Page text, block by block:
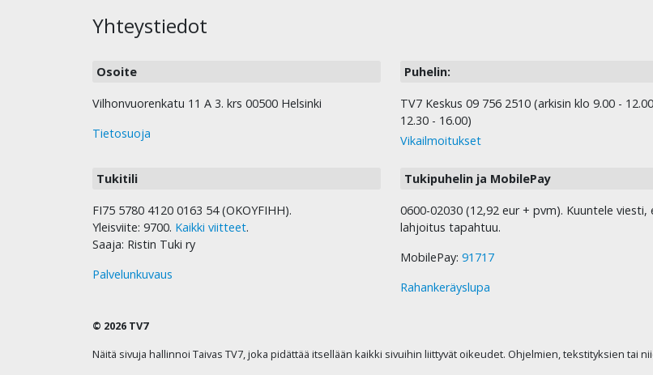
Yhteystiedot
Osoite
Vilhonvuorenkatu 11 A 3. krs 00500 Helsinki
Tietosuoja
Puhelin:
TV7 Keskus 09 756 2510 (arkisin klo 9.00 -
12.30 - 16.00)
Vikailmoitukset
Tukitili
FI75 5780 4120 0163 54 (OKOYFIHH).
Yleisviite: 9700. Kaikki viitteet.
Saaja: Ristin Tuki ry
Palvelunkuvaus
Tukipuhelin ja MobilePay
0600-02030 (12,92 eur + pvm). Kuuntele viesti,
lahjoitus tapahtuu.
MobilePay: 91717
Rahankeräyslupa
© 2026 TV7
Näitä sivuja hallinnoi Taivas TV7, joka pidättää itsellään kaikki sivuihin liittyvät oikeudet. Ohjelmien, tekstityksien tai